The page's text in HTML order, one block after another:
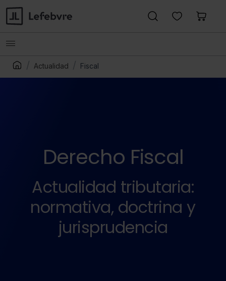
Actualidad Fiscal
Derecho Fiscal
Actualidad tributaria:
normativa, doctrina y
jurisprudencia